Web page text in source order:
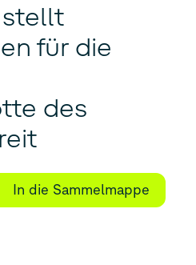
stellt
für die
des
In die Sammelmappe